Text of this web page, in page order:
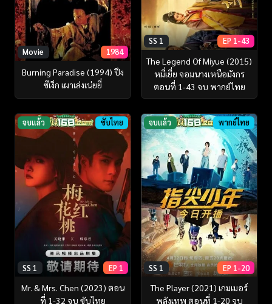
Movie 1984
Burning Paradise (1994) ปึง
ซีเง็ก เผาเล่งเน่ยยี่
SS 1 EP 1-43
The Legend Of Miyue (2015)
หมี่เยี่ย จอมนางเหนือมังกร
ตอนที่ 1-43 จบ พากย์ไทย
จบแล้ว ซับไทย
SS 1 EP 1
Mr. & Mrs. Chen (2023) ตอน
ที่ 1-32 จบ ซับไทย
จบแล้ว พากย์ไทย
SS 1 EP 1-20
The Player (2021) เกมเมอร์
พลังเทพ ตอนที่ 1-20 จบ